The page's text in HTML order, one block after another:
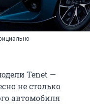
Tenet —
не столько
автомобиля